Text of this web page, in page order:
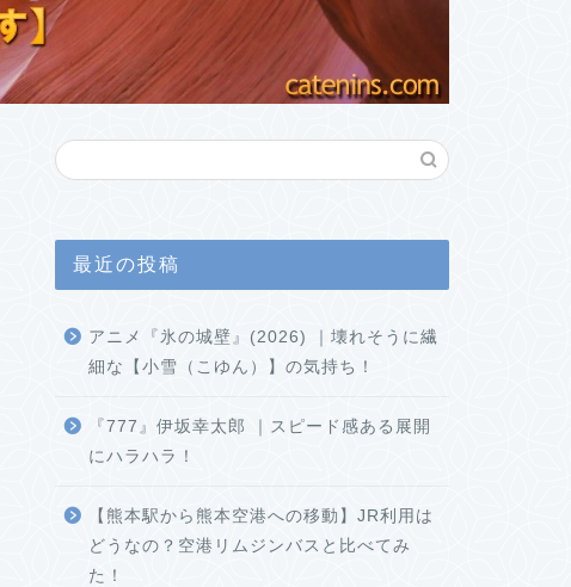
最近の投稿
アニメ『氷の城壁』(2026) ｜壊れそうに繊
細な【小雪（こゆん）】の気持ち！
『777』伊坂幸太郎 ｜スピード感ある展開
にハラハラ！
【熊本駅から熊本空港への移動】JR利用は
どうなの？空港リムジンバスと比べてみ
た！